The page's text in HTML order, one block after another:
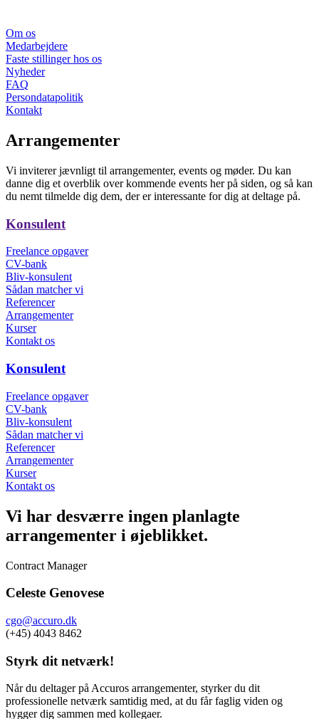
Om os
Medarbejdere
Faste stillinger hos os
Nyheder
FAQ
Persondatapolitik
Kontakt
Arrangementer
Vi inviterer jævnligt til arrangementer, events og møder. Du kan
danne dig et overblik over kommende events her på siden, og så kan
du nemt tilmelde dig dem, der er interessante for dig at deltage på.
Konsulent
Freelance opgaver
CV-bank
Bliv-konsulent
Sådan matcher vi
Referencer
Arrangementer
Kurser
Kontakt os
Konsulent
Freelance opgaver
CV-bank
Bliv-konsulent
Sådan matcher vi
Referencer
Arrangementer
Kurser
Kontakt os
Vi har desværre ingen planlagte
arrangementer i øjeblikket.
Contract Manager
Celeste Genovese
cgo@accuro.dk
(+45) 4043 8462
Styrk dit netværk!
Når du deltager på Accuros arrangementer, styrker du dit
professionelle netværk samtidig med, at du får faglig viden og
hygger dig sammen med kollegaer.